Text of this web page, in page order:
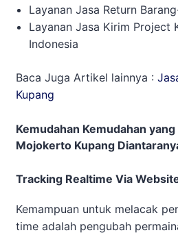
Layanan Jasa Return
Layanan Jasa Kirim Project
Indonesia
Baca Juga Artikel lainnya :
Kupang
Kemudahan Kemudahan
Mojokerto Kupang
Tracking Realtime Via
Kemampuan untuk melacak
time adalah pengubah